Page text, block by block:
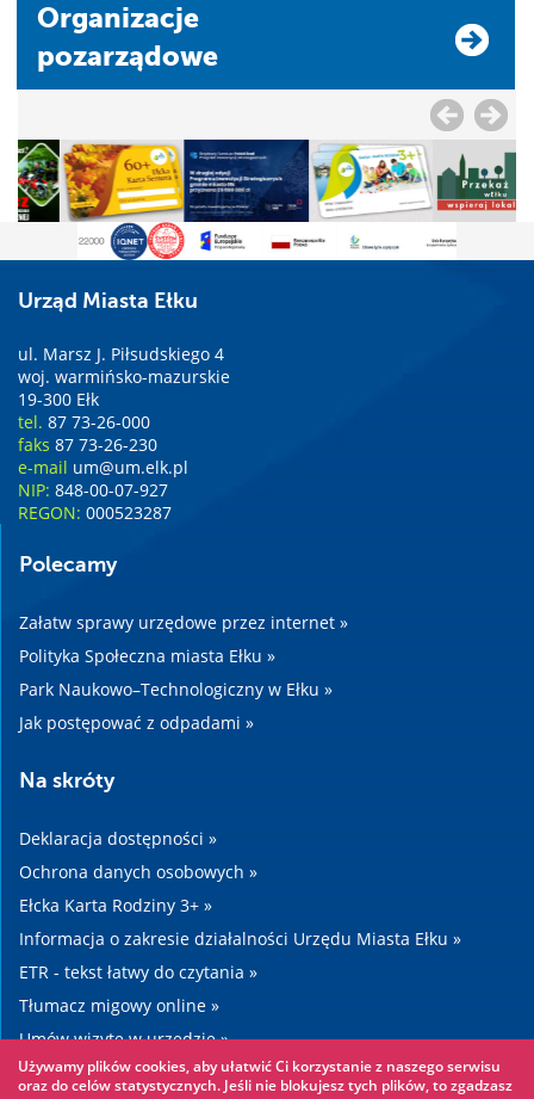
Organizacje
pozarządowe
Urząd Miasta Ełku
ul. Marsz J. Piłsudskiego 4
woj. warmińsko-mazurskie
19-300 Ełk
tel. 87 73-26-000
faks 87 73-26-230
e-mail um@um.elk.pl
NIP: 848-00-07-927
REGON: 000523287
Polecamy
Załatw sprawy urzędowe przez internet »
Polityka Społeczna miasta Ełku »
Park Naukowo–Technologiczny w Ełku »
Jak postępować z odpadami »
Na skróty
Deklaracja dostępności »
Ochrona danych osobowych »
Ełcka Karta Rodziny 3+ »
Informacja o zakresie działalności Urzędu Miasta Ełku »
ETR - tekst łatwy do czytania »
Tłumacz migowy online »
Umów wizytę w urzędzie »
Drogi »
Używamy plików cookies, aby ułatwić Ci korzystanie z naszego serwisu
oraz do celów statystycznych. Jeśli nie blokujesz tych plików, to zgadzasz